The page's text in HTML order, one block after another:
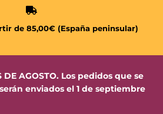
de 85,00€ (España peninsular)
DE AGOSTO. Los pedidos que se
enviados el 1 de septiembre